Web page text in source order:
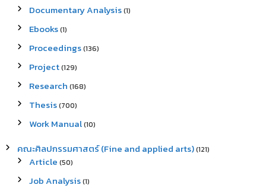
Documentary Analysis(1)
Ebooks(1)
Proceedings(136)
Project(129)
Research (168)
Thesis(700)
Work Manual(10)
คณะศิลปกรรมศาสตร์ (Fine and applied arts)(121)
Article (50)
Job Analysis(1)